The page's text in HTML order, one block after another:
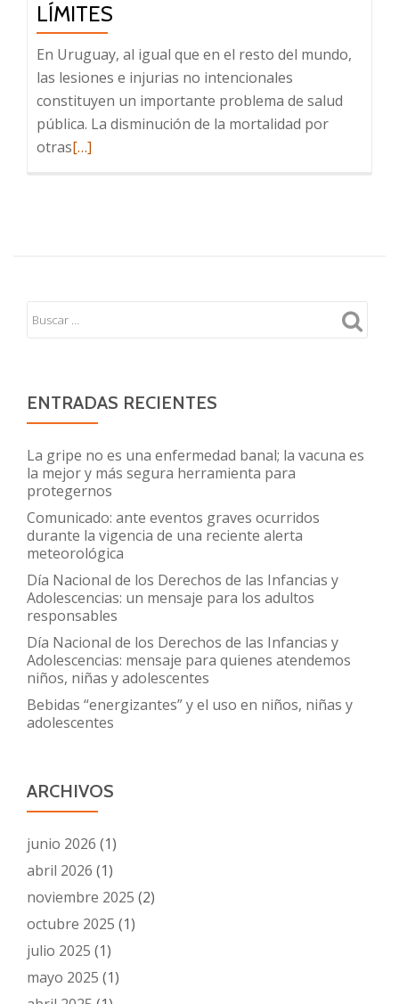
LÍMITES
En Uruguay, al igual que en el resto del mundo,
las lesiones e injurias no intencionales
constituyen un importante problema de salud
pública. La disminución de la mortalidad por
otrasLeer
lesiones
adolescentes:
[…]
ENTRADAS RECIENTES
La gripe no es una enfermedad banal; la vacuna es
la mejor y más segura herramienta para
protegernos
Comunicado: ante eventos graves ocurridos
durante la vigencia de una reciente alerta
meteorológica
Día Nacional de los Derechos de las Infancias y
Adolescencias: un mensaje para los adultos
responsables
Día Nacional de los Derechos de las Infancias y
Adolescencias: mensaje para quienes atendemos
niños, niñas y adolescentes
Bebidas “energizantes” y el uso en niños, niñas y
adolescentes
ARCHIVOS
junio 2026 (1)
abril 2026 (1)
noviembre 2025 (2)
octubre 2025 (1)
julio 2025 (1)
mayo 2025 (1)